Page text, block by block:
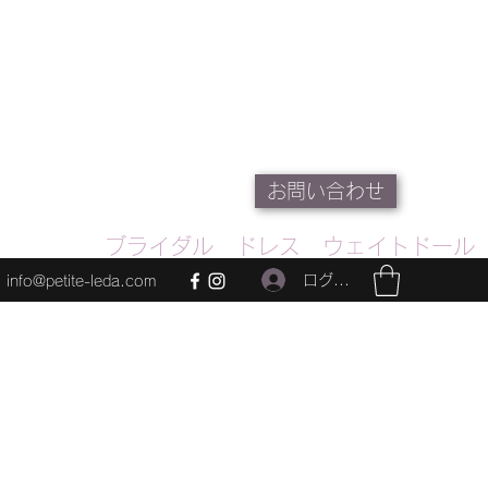
お問い合わせ
ブライダル ドレス ウェイトドール
info@petite-leda.com ログイン